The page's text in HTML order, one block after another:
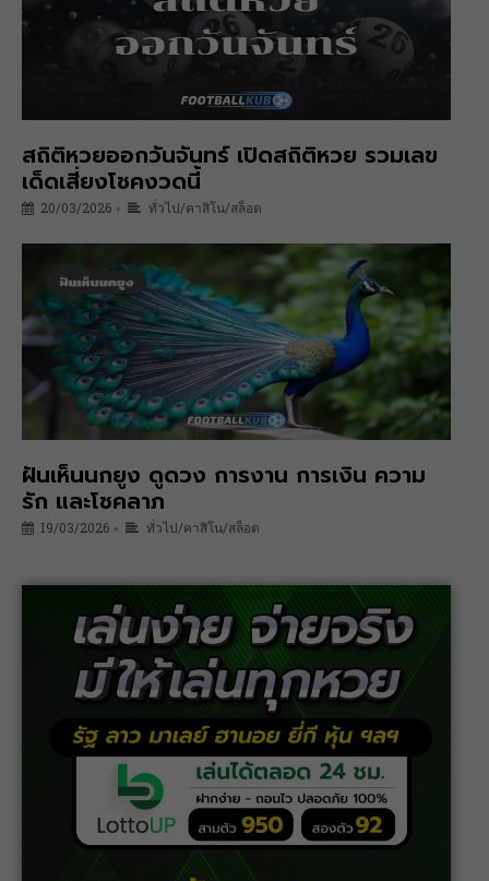
สถิติหวยออกวันจันทร์ เปิดสถิติหวย รวมเลข
เด็ดเสี่ยงโชคงวดนี้
20/03/2026 • ทั่วไป/คาสิโน/สล็อต
ฝันเห็นนกยูง ดูดวง การงาน การเงิน ความ
รัก และโชคลาภ
19/03/2026 • ทั่วไป/คาสิโน/สล็อต